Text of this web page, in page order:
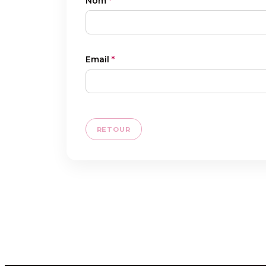
Email *
RETOUR